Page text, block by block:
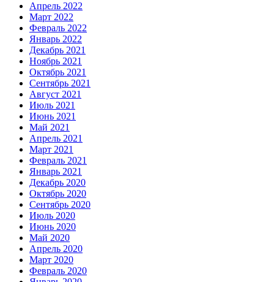
Апрель 2022
Март 2022
Февраль 2022
Январь 2022
Декабрь 2021
Ноябрь 2021
Октябрь 2021
Сентябрь 2021
Август 2021
Июль 2021
Июнь 2021
Май 2021
Апрель 2021
Март 2021
Февраль 2021
Январь 2021
Декабрь 2020
Октябрь 2020
Сентябрь 2020
Июль 2020
Июнь 2020
Май 2020
Апрель 2020
Март 2020
Февраль 2020